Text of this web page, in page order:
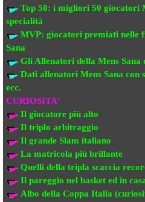
Top 50: i migliori 50 giocatori
specialità
MVP: giocatori premiati nelle
Sana
Gli Allenatori della Mens Sana
Dati allenatori Mens Sana con
ecc.
CURIOSITA'
Il giocatore più alto
Il triplo arbitraggio
Il grande Slam italiano
La matricola più brillante
Quelli della tripla scaccia
Il pareggio nel basket ed in
Albo della Coppa Italia